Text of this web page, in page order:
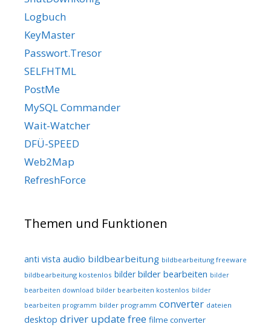
Logbuch
KeyMaster
Passwort.Tresor
SELFHTML
PostMe
MySQL Commander
Wait-Watcher
DFÜ-SPEED
Web2Map
RefreshForce
Themen und Funktionen
anti vista audio bildbearbeitung bildbearbeitung freeware
bildbearbeitung kostenlos bilder bilder bearbeiten bilder
bearbeiten download bilder bearbeiten kostenlos bilder
bearbeiten programm bilder programm converter dateien
desktop driver update free filme converter